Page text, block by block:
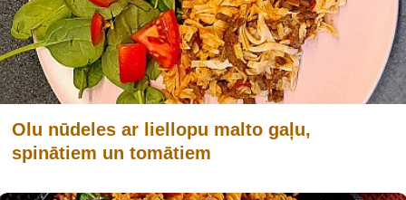
Olu nūdeles ar liellopu malto gaļu,
spinātiem un tomātiem